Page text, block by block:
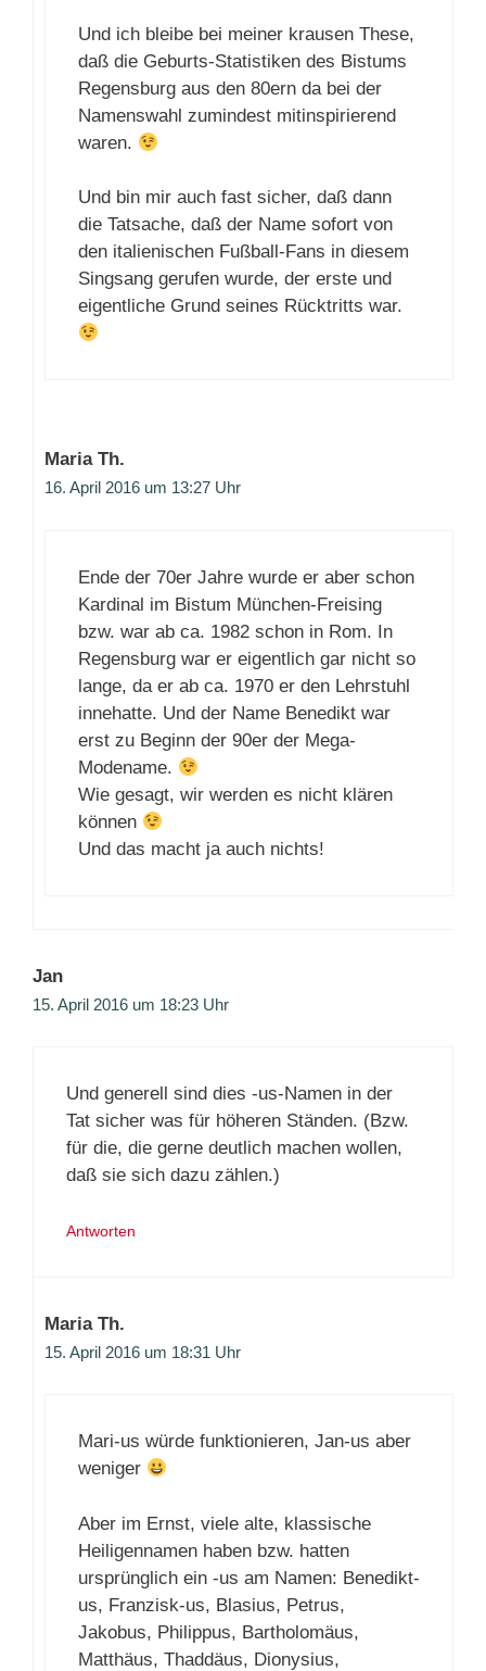
Und ich bleibe bei meiner krausen These,
daß die Geburts-Statistiken des Bistums
Regensburg aus den 80ern da bei der
Namenswahl zumindest mitinspirierend
waren.
Und bin mir auch fast sicher, daß dann
die Tatsache, daß der Name sofort von
den italienischen Fußball-Fans in diesem
Singsang gerufen wurde, der erste und
eigentliche Grund seines Rücktritts war.
Maria Th.
16. April 2016 um 13:27 Uhr
Ende der 70er Jahre wurde er aber schon
Kardinal im Bistum München-Freising
bzw. war ab ca. 1982 schon in Rom. In
Regensburg war er eigentlich gar nicht so
lange, da er ab ca. 1970 er den Lehrstuhl
innehatte. Und der Name Benedikt war
erst zu Beginn der 90er der Mega-
Modename.
Wie gesagt, wir werden es nicht klären
können
Und das macht ja auch nichts!
Jan
15. April 2016 um 18:23 Uhr
Und generell sind dies -us-Namen in der
Tat sicher was für höheren Ständen. (Bzw.
für die, die gerne deutlich machen wollen,
daß sie sich dazu zählen.)
Antworten
Maria Th.
15. April 2016 um 18:31 Uhr
Mari-us würde funktionieren, Jan-us aber
weniger
Aber im Ernst, viele alte, klassische
Heiligennamen haben bzw. hatten
ursprünglich ein -us am Namen: Benedikt-
us, Franzisk-us, Blasius, Petrus,
Jakobus, Philippus, Bartholomäus,
Matthäus, Thaddäus, Dionysius,